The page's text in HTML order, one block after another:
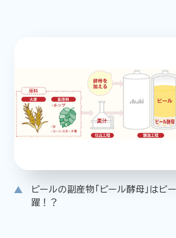
ビールの副産物「ビール酵母」はビ
躍！？